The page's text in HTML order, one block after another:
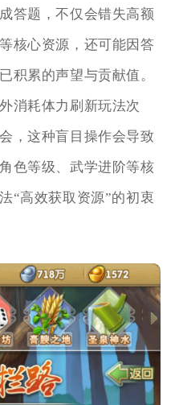
答题，不仅会错失高额
核心资源，还可能因答
积累的声望与贡献值。
消耗体力刷新玩法次
，这种盲目操作会导致
色等级、武学进阶等核
“高效获取资源”的初衷